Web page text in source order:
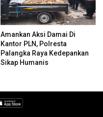
Amankan Aksi Damai Di
Kantor PLN, Polresta
Palangka Raya Kedepankan
Sikap Humanis